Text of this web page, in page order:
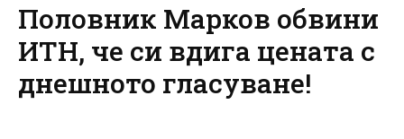
Половник Марков обвини
ИТН, че си вдига цената с
днешното гласуване!